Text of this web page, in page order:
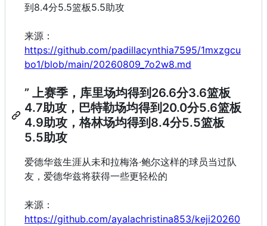
到8.4分5.5篮板5.5助攻
来源：
https://github.com/padillacynthia7595/1mxzgcu
bo1/blob/main/20260809_7o2w8.md
” 上赛季，库里场均得到26.6分3.6篮板
4.7助攻，巴特勒场均得到20.0分5.6篮板
4.9助攻，格林场均得到8.4分5.5篮板
5.5助攻
爱德华兹生涯从未和拉梅洛·鲍尔这样的球员当过队
友，爱德华兹将获得一些更轻松的
来源：
https://github.com/ayalachristina853/keji20260